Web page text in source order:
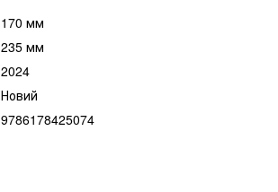
170 мм
235 мм
2024
Новий
9786178425074